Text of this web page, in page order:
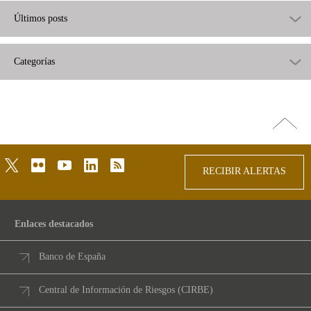
Últimos posts
Categorías
arriba
twitterflickr youtubelinkedinrss
RECIBIR ALERTAS
Enlaces destacados
Banco de España
Central de Información de Riesgos (CIRBE)